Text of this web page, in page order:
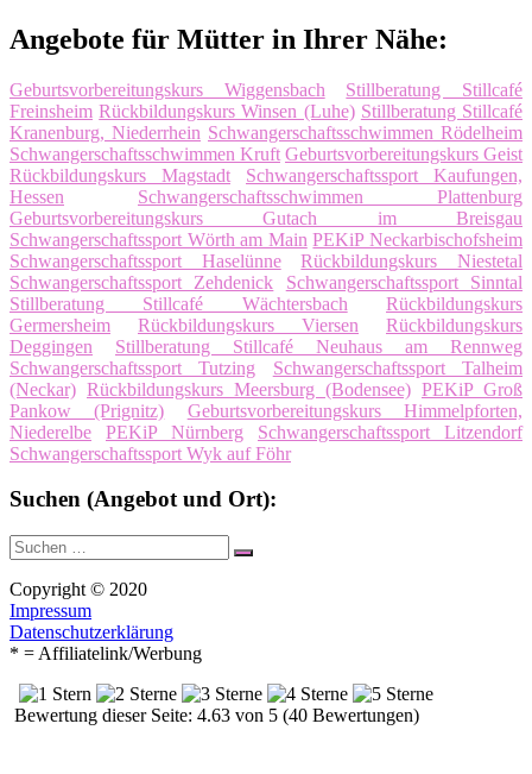
Angebote für Mütter in Ihrer Nähe:
Geburtsvorbereitungskurs Wiggensbach
Stillberatung Stillcafé
Freinsheim Rückbildungskurs Winsen (Luhe) Stillberatung Stillcafé
Kranenburg, Niederrhein Schwangerschaftsschwimmen Rödelheim
Schwangerschaftsschwimmen Kruft Geburtsvorbereitungskurs Geist
Rückbildungskurs Magstadt
Schwangerschaftssport Kaufungen,
Hessen
Schwangerschaftsschwimmen Plattenburg
Geburtsvorbereitungskurs Gutach im Breisgau
Schwangerschaftssport Wörth am Main PEKiP Neckarbischofsheim
Schwangerschaftssport Haselünne
Rückbildungskurs Niestetal
Schwangerschaftssport Zehdenick
Schwangerschaftssport Sinntal
Stillberatung Stillcafé Wächtersbach
Rückbildungskurs
Germersheim
Rückbildungskurs Viersen
Rückbildungskurs
Deggingen
Stillberatung Stillcafé Neuhaus am Rennweg
Schwangerschaftssport Tutzing
Schwangerschaftssport Talheim
(Neckar) Rückbildungskurs Meersburg (Bodensee) PEKiP Groß
Pankow (Prignitz)
Geburtsvorbereitungskurs Himmelpforten,
Niederelbe
PEKiP Nürnberg
Schwangerschaftssport Litzendorf
Schwangerschaftssport Wyk auf Föhr
Suchen (Angebot und Ort):
Suche
nach:
Suchen
Copyright © 2020
Impressum
Datenschutzerklärung
* = Affiliatelink/Werbung
Bewertung dieser Seite: 4.63 von 5 (40 Bewertungen)